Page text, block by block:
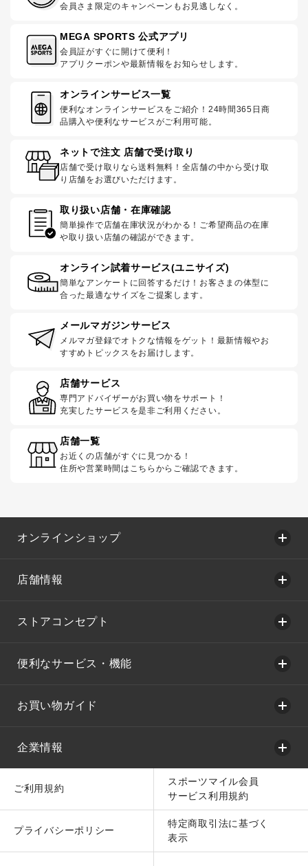
会員さま限定のキャンペーンもお見逃しなく。
MEGA SPORTS 公式アプリ
会員証がすぐに開けて便利！
アプリクーポンや最新情報をお知らせします。
オンラインサービス一覧
便利なオンラインサービスをご紹介！24時間365日商
品購入や便利なサービスがご利用可能。
ネットで注文 店舗で受け取り
店舗で受け取りなら送料無料！全店舗の中から受け取
り店舗をお選びいただけます。
取り扱い店舗・在庫確認
簡単操作で店舗在庫状況がわかる！ご希望商品の在庫
や取り扱い店舗の確認ができます。
オンライン試着サービス(ユニサイズ)
簡単なアンケートに回答するだけ！お客さまの体型に
合った最適なサイズをご提案します。
メールマガジンサービス
メルマガ登録でオトクな情報をゲット！最新情報やお
すすめトピックスをお届けします。
店舗サービス
専門アドバイザーがお買い物をサポート！
充実したサービスを是非ご利用ください。
店舗一覧
お近くの店舗がすぐに見つかる！
住所や営業時間はこちらからご確認できます。
オンラインショップ
店舗情報
ストアコンセプト
便利なサービス・機能
お買い物ガイド
企業情報
ご利用規約
スポーツマイル会員
サービス利用規約
プライバシーポリシー
特定商取引法に基づく
表示